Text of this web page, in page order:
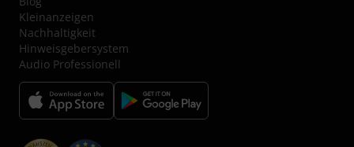
Kleinanzeigen
Nachhaltigkeit
Hinweisgebersystem
Audio Professionell